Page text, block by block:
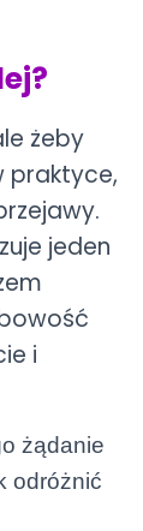
żeby
praktyce,
jeden
i
żądanie
odróżnić